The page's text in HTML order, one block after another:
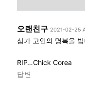
오랜친구 2021-02-25
삼가 고인의 명복을
RIP…Chick Corea
답변